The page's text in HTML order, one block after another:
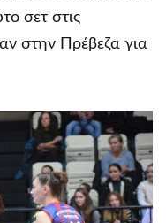
σετ στις
στην Πρέβεζα για